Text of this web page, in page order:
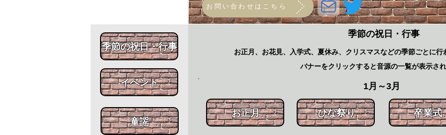
お問い合わせはこちら
​季節の祝日・行事
お正月、お花見、入学式、夏休み、クリスマスなどの季節ごとに
バナーをクリックすると音源の一覧が表示さ
​1月～3月
お正月 ひな祭り ​卒業式
​季節の祝日・行事
​イベント
​童謡